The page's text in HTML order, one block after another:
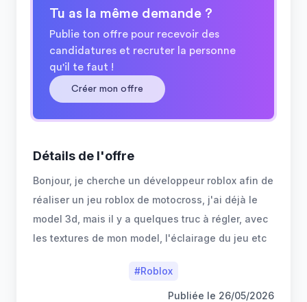
Tu as la même demande ?
Publie ton offre pour recevoir des
candidatures et recruter la personne
qu'il te faut !
Créer mon offre
Détails de l'offre
Bonjour, je cherche un développeur roblox afin de
réaliser un jeu roblox de motocross, j'ai déjà le
model 3d, mais il y a quelques truc à régler, avec
#Roblox
Publiée le 26/05/2026